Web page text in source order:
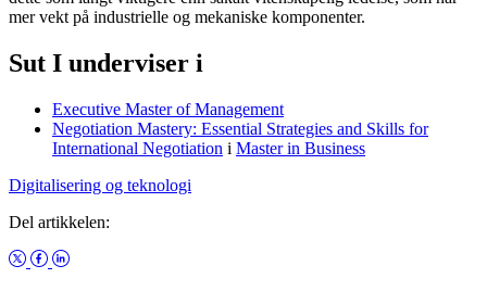
mer vekt på industrielle og mekaniske komponenter.
Sut I underviser i
Executive Master of Management
Negotiation Mastery: Essential Strategies and Skills for
International Negotiation i Master in Business
Digitalisering og teknologi
Del artikkelen: